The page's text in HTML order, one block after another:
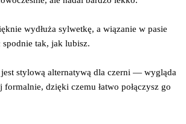
wydłuża sylwetkę, a wiązanie w pasie
spodnie tak, jak lubisz.
stylową alternatywą dla czerni — wygląda
formalnie, dzięki czemu łatwo połączysz go